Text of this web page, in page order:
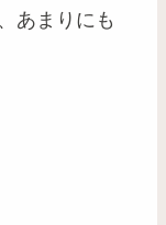
あまりにも